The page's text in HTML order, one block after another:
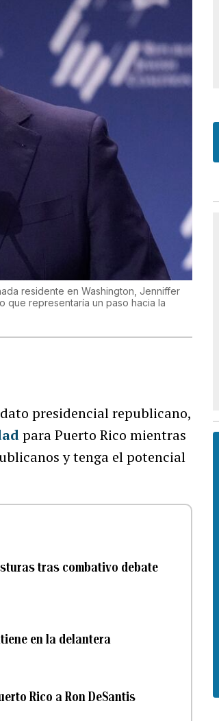
residente en Washington, Jenniffer
que representaría un paso hacia la
presidencial republicano,
para Puerto Rico mientras
y tenga el potencial
tras combativo debate
en la delantera
Rico a Ron DeSantis